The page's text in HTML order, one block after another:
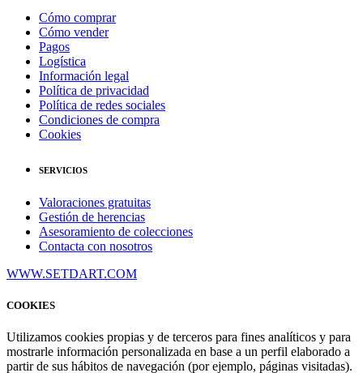
Cómo comprar
Cómo vender
Pagos
Logística
Información legal
Política de privacidad
Política de redes sociales
Condiciones de compra
Cookies
SERVICIOS
Valoraciones gratuitas
Gestión de herencias
Asesoramiento de colecciones
Contacta con nosotros
WWW.SETDART.COM
COOKIES
Utilizamos cookies propias y de terceros para fines analíticos y para
mostrarle información personalizada en base a un perfil elaborado a
partir de sus hábitos de navegación (por ejemplo, páginas visitadas).